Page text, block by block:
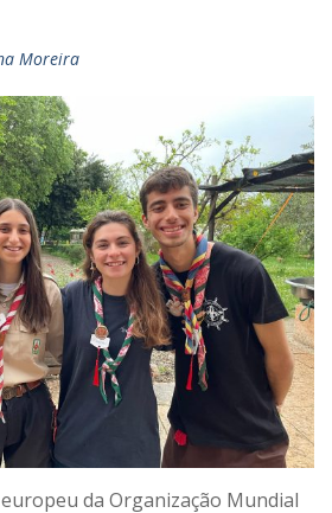
Moreira
da Organização Mundial